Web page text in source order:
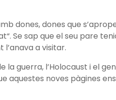
dones, dones que
Se sap que el seu pare
l’anava a visitar.
guerra, l’Holocaust i el
aquestes noves pàgines